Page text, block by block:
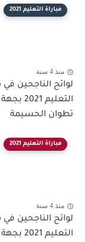
مباراة التعليم 2021
منذ 4 سنة
لوائح الناجحين في
التعليم
تطوان الحسيمة
مباراة التعليم 2021
منذ 4 سنة
لوائح الناجحين في
التعليم 2021 بجهة الشرق